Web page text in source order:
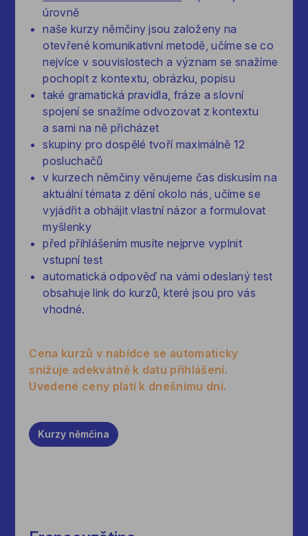
úrovně
naše kurzy němčiny jsou založeny na
otevřené komunikativní metodě, učíme se co
nejvíce v souvislostech a význam se snažíme
pochopit z kontextu, obrázku, popisu
také gramatická pravidla, fráze a slovní
spojení se snažíme odvozovat z kontextu
a sami na ně přicházet
skupiny pro dospělé tvoří maximálně 12
posluchačů
v kurzech němčiny věnujeme čas diskusím na
aktuální témata z dění okolo nás, učíme se
vyjádřit a obhájit vlastní názor a formulovat
myšlenky
před přihlášením musíte nejprve vyplnit
vstupní test
automatická odpověď na vámi odeslaný test
obsahuje link do kurzů, které jsou pro vás
vhodné.
Cena kurzů v nabídce se automaticky
snižuje adekvátně k datu přihlášení.
Uvedené ceny platí k dnešnímu dni.
Kurzy němčina